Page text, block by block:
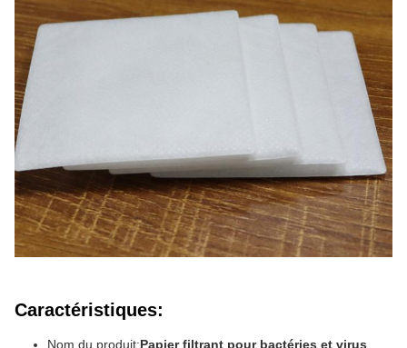
Caractéristiques:
Nom du produit:Papier filtrant pour bactéries et virus